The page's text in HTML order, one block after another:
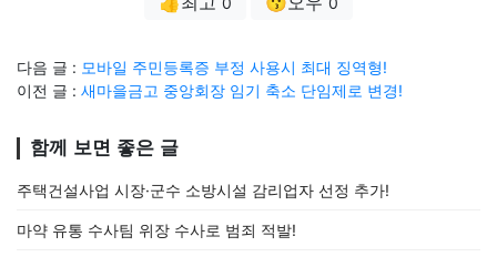
다음 글 : 모바일 주민등록증 부정 사용시 최대 징역형!
이전 글 : 새마을금고 중앙회장 임기 축소 단임제로 변경!
함께 보면 좋은 글
주택건설사업 시장·군수 소방시설 감리업자 선정 추가!
마약 유통 수사팀 위장 수사로 범죄 적발!